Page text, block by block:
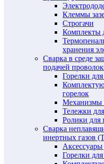
Клеммы
Строгачи
Комплекты
хранения
Сварка в среде
подачей
Горелки
горелок
Механизмы
Тележки
Ролики для
Сварка
инертных газов
Аксессуары
Горелки